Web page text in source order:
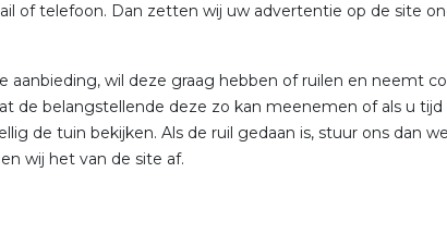
of telefoon. Dan zetten wij uw advertentie op de site
aanbieding, wil deze graag hebben of ruilen en neemt
de belangstellende deze zo kan meenemen of als u tijd
de tuin bekijken. Als de ruil gedaan is, stuur ons dan
wij het van de site af.